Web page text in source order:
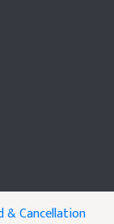
& Cancellation